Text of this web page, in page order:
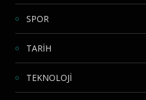
SPOR
TARİH
TEKNOLOJİ